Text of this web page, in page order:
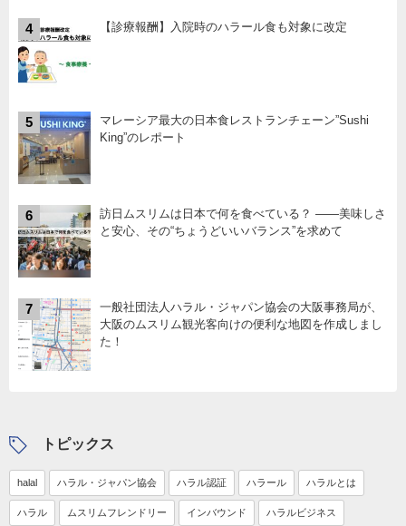
4 【診療報酬】入院時のハラール食も対象に改定
5
マレーシア最大の日本食レストランチェーン”Sushi
King”のレポート
6
訪日ムスリムは日本で何を食べている？ ――美味しさ
と安心、その“ちょうどいいバランス”を求めて
7
一般社団法人ハラル・ジャパン協会の大阪事務局が、
大阪のムスリム観光客向けの便利な地図を作成しまし
た！
トピックス
halal ハラル・ジャパン協会 ハラル認証 ハラール ハラルとは
ハラル ムスリムフレンドリー インバウンド ハラルビジネス